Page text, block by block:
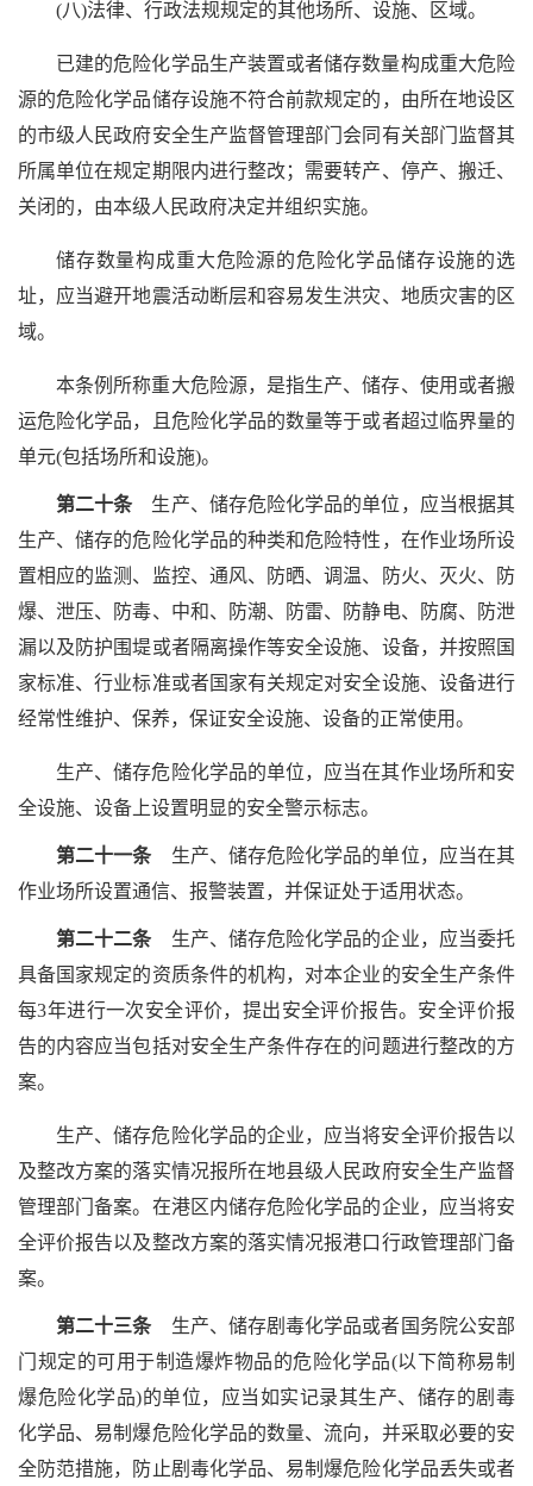
(八)法律、行政法规规定的其他场所、设施、区域。
已建的危险化学品生产装置或者储存数量构成重大危险
源的危险化学品储存设施不符合前款规定的，由所在地设区
的市级人民政府安全生产监督管理部门会同有关部门监督其
所属单位在规定期限内进行整改；需要转产、停产、搬迁、
关闭的，由本级人民政府决定并组织实施。
储存数量构成重大危险源的危险化学品储存设施的选
址，应当避开地震活动断层和容易发生洪灾、地质灾害的区
域。
本条例所称重大危险源，是指生产、储存、使用或者搬
运危险化学品，且危险化学品的数量等于或者超过临界量的
单元(包括场所和设施)。
第二十条 生产、储存危险化学品的单位，应当根据其
生产、储存的危险化学品的种类和危险特性，在作业场所设
置相应的监测、监控、通风、防晒、调温、防火、灭火、防
爆、泄压、防毒、中和、防潮、防雷、防静电、防腐、防泄
漏以及防护围堤或者隔离操作等安全设施、设备，并按照国
家标准、行业标准或者国家有关规定对安全设施、设备进行
经常性维护、保养，保证安全设施、设备的正常使用。
生产、储存危险化学品的单位，应当在其作业场所和安
全设施、设备上设置明显的安全警示标志。
第二十一条生产、储存危险化学品的单位，应当在其
作业场所设置通信、报警装置，并保证处于适用状态。
第二十二条
生产、储存危险化学品的企业，应当委托
具备国家规定的资质条件的机构，对本企业的安全生产条件
每3年进行一次安全评价，提出安全评价报告。安全评价报
告的内容应当包括对安全生产条件存在的问题进行整改的方
案。
生产、储存危险化学品的企业，应当将安全评价报告以
及整改方案的落实情况报所在地县级人民政府安全生产监督
管理部门备案。在港区内储存危险化学品的企业，应当将安
全评价报告以及整改方案的落实情况报港口行政管理部门备
案。
第二十三条 生产、储存剧毒化学品或者国务院公安部
门规定的可用于制造爆炸物品的危险化学品(以下简称易制
爆危险化学品)的单位，应当如实记录其生产、储存的剧毒
化学品、易制爆危险化学品的数量、流向，并采取必要的安
全防范措施，防止剧毒化学品、易制爆危险化学品丢失或者